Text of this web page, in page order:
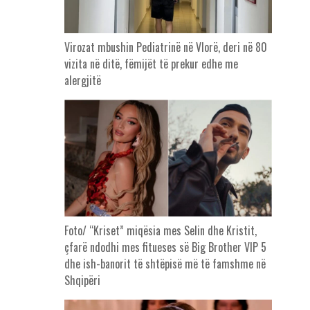
Virozat mbushin Pediatrinë në Vlorë, deri në 80
vizita në ditë, fëmijët të prekur edhe me
alergjitë
Foto/ “Kriset” miqësia mes Selin dhe Kristit,
çfarë ndodhi mes fitueses së Big Brother VIP 5
dhe ish-banorit të shtëpisë më të famshme në
Shqipëri